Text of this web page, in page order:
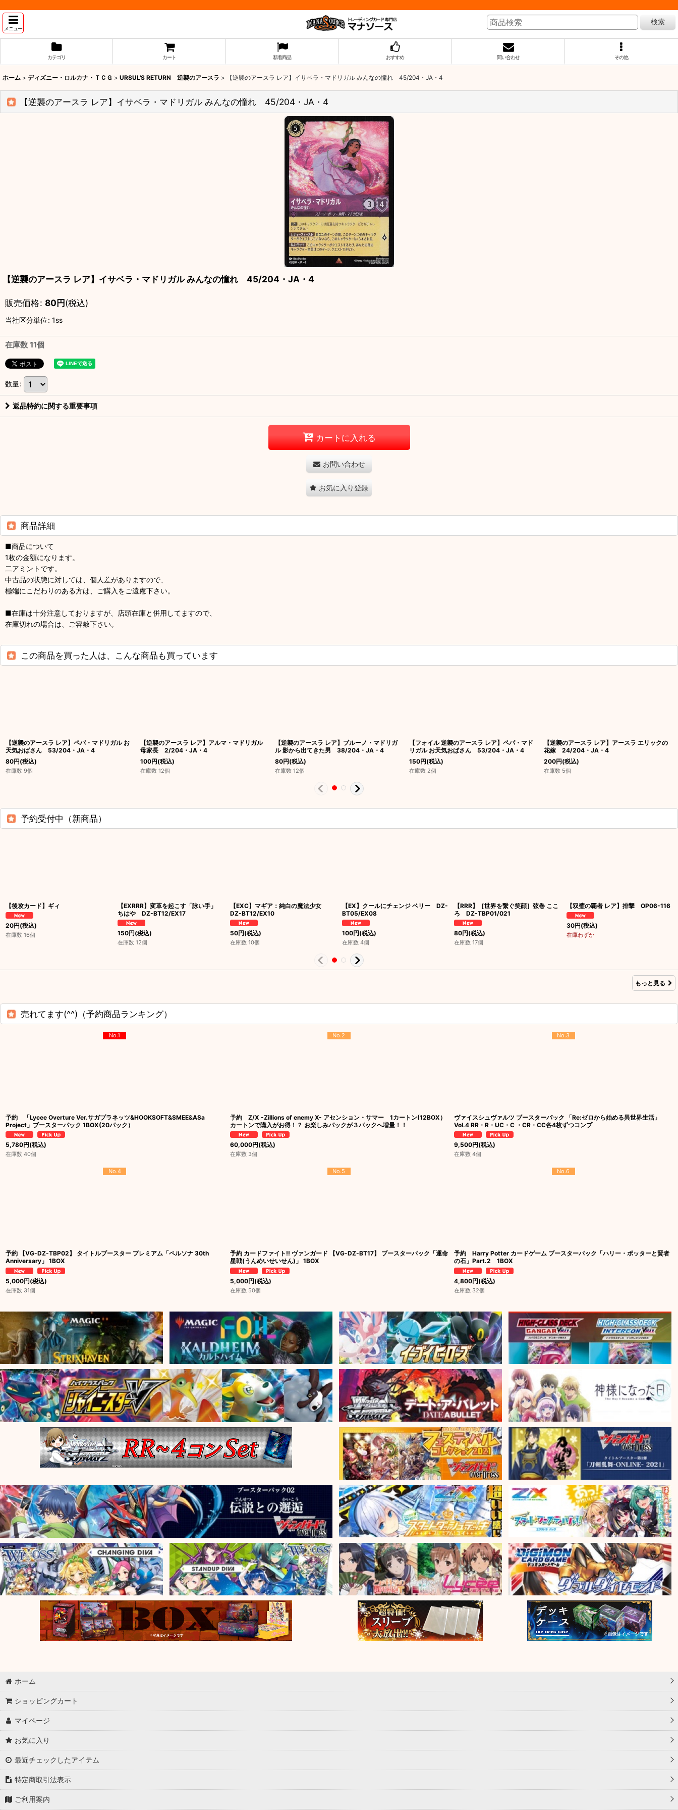
メニュー
検索
カテゴリ カート 新着商品 おすすめ 問い合わせ その他
ホーム > ディズニー・ロルカナ・ＴＣＧ > URSUL'S RETURN 逆襲のアースラ > 【逆襲のアースラ レア】イサベラ・マドリガル みんなの憧れ 45/204・JA・4
【逆襲のアースラ レア】イサベラ・マドリガル みんなの憧れ 45/204・JA・4
【逆襲のアースラ レア】イサベラ・マドリガル みんなの憧れ 45/204・JA・4
販売価格: 80円(税込)
当社区分単位: 1ss
在庫数 11個
数量:
返品特約に関する重要事項
カートに入れる
お問い合わせ
お気に入り登録
商品詳細
■商品について
1枚の金額になります。
二アミントです。
中古品の状態に対しては、個人差がありますので、
極端にこだわりのある方は、ご購入をご遠慮下さい。
■在庫は十分注意しておりますが、店頭在庫と併用してますので、
在庫切れの場合は、ご容赦下さい。
この商品を買った人は、こんな商品も買っています
【逆襲のアースラ レア】ペパ・マドリガル お
天気おばさん 53/204・JA・4
80円(税込)
在庫数 9個
【逆襲のアースラ レア】アルマ・マドリガル
母家長 2/204・JA・4
100円(税込)
在庫数 12個
【逆襲のアースラ レア】ブルーノ・マドリガ
ル 影から出てきた男 38/204・JA・4
80円(税込)
在庫数 12個
【フォイル 逆襲のアースラ レア】ペパ・マド
リガル お天気おばさん 53/204・JA・4
150円(税込)
在庫数 2個
【逆襲のアースラ レア】アースラ エリックの
花嫁 24/204・JA・4
200円(税込)
在庫数 5個
予約受付中（新商品）
【後攻カード】ギィ
20円(税込)
在庫数 16個
【EXRRR】変革を起こす「詠い手」
ちはや DZ-BT12/EX17
150円(税込)
在庫数 12個
【EXC】マギア：純白の魔法少女
DZ-BT12/EX10
50円(税込)
在庫数 10個
【EX】クールにチェンジ ベリー DZ-
BT05/EX08
100円(税込)
在庫数 4個
【RRR】［世界を繋ぐ笑顔］弦巻 ここ
ろ DZ-TBP01/021
80円(税込)
在庫数 17個
【双璧の覇者 レア】排撃 OP06-116
30円(税込)
在庫わずか
もっと見る
売れてます(^^)（予約商品ランキング）
No.1
予約 「Lycee Overture Ver.サガプラネッツ&HOOKSOFT&SMEE&ASa
Project」ブースターパック 1BOX(20パック）
5,780円(税込)
在庫数 40個
No.2
予約 Z/X -Zillions of enemy X- アセンション・サマー 1カートン(12BOX）
カートンで購入がお得！？ お楽しみパックが３パックへ増量！！
60,000円(税込)
在庫数 3個
No.3
ヴァイスシュヴァルツ ブースターパック 「Re:ゼロから始める異世界生活」
Vol.4 RR・R・UC・C ・CR・CC各4枚ずつコンプ
9,500円(税込)
在庫数 4個
No.4
予約 【VG-DZ-TBP02】 タイトルブースター プレミアム「ペルソナ 30th
Anniversary」 1BOX
5,000円(税込)
在庫数 31個
No.5
予約 カードファイト!! ヴァンガード 【VG-DZ-BT17】 ブースターパック「運命
星戦(うんめいせいせん)」 1BOX
5,000円(税込)
在庫数 50個
No.6
予約 Harry Potter カードゲーム ブースターパック「ハリー・ポッターと賢者
の石」Part.2 1BOX
4,800円(税込)
在庫数 32個
ホーム
ショッピングカート
マイページ
お気に入り
最近チェックしたアイテム
特定商取引法表示
ご利用案内